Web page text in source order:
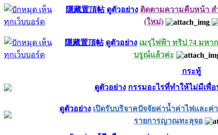
隱藏置頂帖 ดูตัวอย่าง ติดตามความคืบหน้า
(ใหม่)
隱藏置頂帖 ดูตัวอย่าง เมรุไฟฟ้า ทริป 74 มห
บรูณ์แล้วค่ะ
กระทู้
ดูตัวอย่าง กรรมอะไรที่ทำให้ไม่มีเพื่อ
ดูตัวอย่าง เปิดรับบริจาคปัจจัยค่าน้ำค่าไฟและ
รายการญาณทะลุจอ